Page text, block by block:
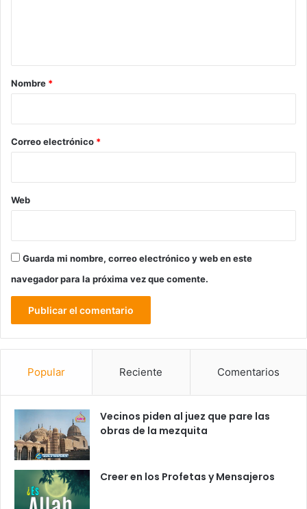
r
*
Nombre *
Correo electrónico *
Web
Guarda mi nombre, correo electrónico y web en este
navegador para la próxima vez que comente.
Popular Reciente Comentarios
Vecinos piden al juez que pare las
obras de la mezquita
Creer en los Profetas y Mensajeros